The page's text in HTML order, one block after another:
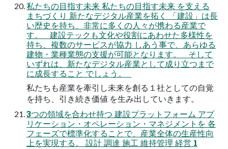
私たちの目指す未来 私たちの目指す未来 を支える
まちづくり 新たなデジタル産業を拓く 「建設」は長
い歴史を持ち、非常に多くの人々が携わる産業で
す。 建設テックも文化や役割にあわせた多様性を
持ち、複数のサービスが協力 しあう事で、あらゆる
建物・業種業態の支援が可能となります。 そして
いずれは、新たなデジタル産業として成り立つまで
に成長すること でしょう。
私たちも産業を牽引し未来を創る１社としての自覚
を持ち、引き続き価値 を生み出していきます。
3つの領域を合わせ持つ 建設プラットフォーム アプ
リケーション・オペレーション・マネジメントを 各
フェーズで標準化することで、産業全体の生産性向
上を実現する。 設計 調達 施工 維持管理 経営 1